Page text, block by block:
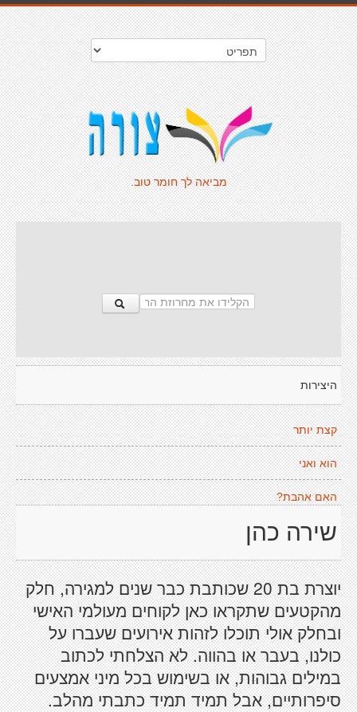
מביאה לך חומר טוב.
היצירות
קצת יותר
הוא ואני
האם אהבת?
שירה כהן
יוצרת בת 20 שכותבת כבר שנים למגירה, חלק
מהקטעים שתקראו כאן לקוחים מעולמי האישי
ובחלק אולי תוכלו לזהות אירועים שעברו על
כולנו, בעבר או בהווה. לא הצלחתי לכתוב
במילים גבוהות, או בשימוש בכל מיני אמצעים
סיפרותיים, אבל תמיד תמיד כתבתי מהלב.